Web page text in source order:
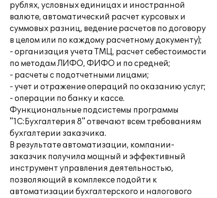
рублях, условных единицах и иностранной
валюте, автоматический расчет курсовых и
суммовых разниц, ведение расчетов по договору
в целом или по каждому расчетному документу);
- организация учета ТМЦ, расчет себестоимости
по методам ЛИФО, ФИФО и по средней;
- расчеты с подотчетными лицами;
- учет и отражение операций по оказанию услуг;
- операции по банку и кассе.
Функциональные подсистемы программы
"1С:Бухгалтерия 8" отвечают всем требованиям
бухгалтерии заказчика.
В результате автоматизации, компании-
заказчик получила мощный и эффективный
инструмент управления деятельностью,
позволяющий в комплексе подойти к
автоматизации бухгалтерского и налогового